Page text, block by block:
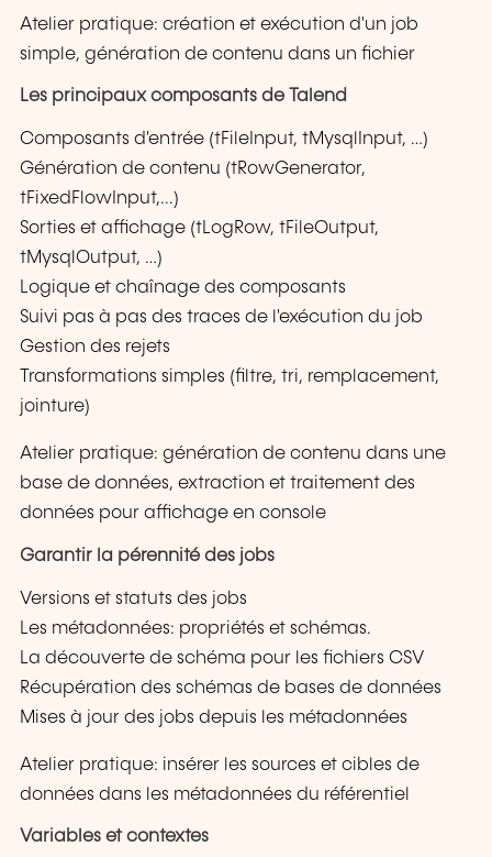
Atelier pratique: création et exécution d'un job
simple, génération de contenu dans un fichier
Les principaux composants de Talend
Composants d'entrée (tFileInput, tMysqlInput, …)
Génération de contenu (tRowGenerator,
tFixedFlowInput,...)
Sorties et affichage (tLogRow, tFileOutput,
tMysqlOutput, …)
Logique et chaînage des composants
Suivi pas à pas des traces de l'exécution du job
Gestion des rejets
Transformations simples (filtre, tri, remplacement,
jointure)
Atelier pratique: génération de contenu dans une
base de données, extraction et traitement des
données pour affichage en console
Garantir la pérennité des jobs
Versions et statuts des jobs
Les métadonnées: propriétés et schémas.
La découverte de schéma pour les fichiers CSV
Récupération des schémas de bases de données
Mises à jour des jobs depuis les métadonnées
Atelier pratique: insérer les sources et cibles de
données dans les métadonnées du référentiel
Variables et contextes